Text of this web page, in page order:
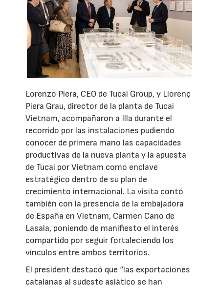
Lorenzo Piera, CEO de Tucai Group, y Llorenç
Piera Grau, director de la planta de Tucai
Vietnam, acompañaron a Illa durante el
recorrido por las instalaciones pudiendo
conocer de primera mano las capacidades
productivas de la nueva planta y la apuesta
de Tucai por Vietnam como enclave
estratégico dentro de su plan de
crecimiento internacional. La visita contó
también con la presencia de la embajadora
de España en Vietnam, Carmen Cano de
Lasala, poniendo de manifiesto el interés
compartido por seguir fortaleciendo los
vínculos entre ambos territorios.
El president destacó que “las exportaciones
catalanas al sudeste asiático se han